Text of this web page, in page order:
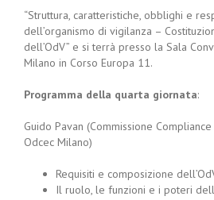
“Struttura, caratteristiche, obblighi e
dell’organismo di vigilanza –
dell’OdV” e si terrà presso la Sala
Milano in Corso Europa 11.
Programma della quarta giornata:
Guido Pavan (Commissione
Odcec Milano)
Requisiti e composizione
Il ruolo, le funzioni e i poteri